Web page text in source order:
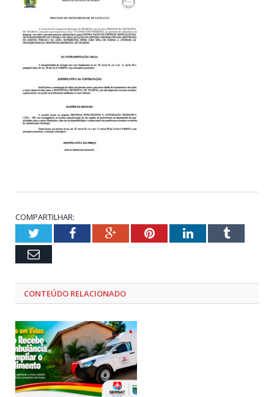
COMPARTILHAR:
TwitterFacebookGoogle+PinterestLinkedInTumblr
Email
CONTEÚDO RELACIONADO